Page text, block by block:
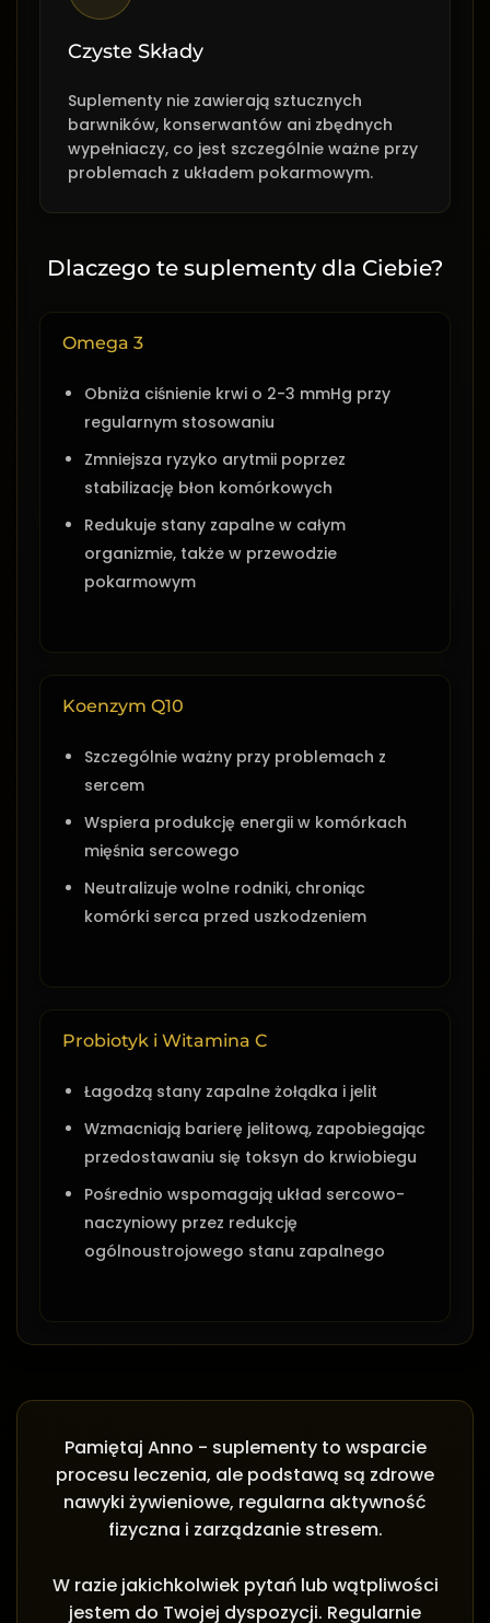
Czyste Składy
Suplementy nie zawierają sztucznych
barwników, konserwantów ani zbędnych
wypełniaczy, co jest szczególnie ważne przy
problemach z układem pokarmowym.
Dlaczego te suplementy dla Ciebie?
Omega 3
Obniża ciśnienie krwi o 2-3 mmHg przy
regularnym stosowaniu
Zmniejsza ryzyko arytmii poprzez
stabilizację błon komórkowych
Redukuje stany zapalne w całym
organizmie, także w przewodzie
pokarmowym
Koenzym Q10
Szczególnie ważny przy problemach z
sercem
Wspiera produkcję energii w komórkach
mięśnia sercowego
Neutralizuje wolne rodniki, chroniąc
komórki serca przed uszkodzeniem
Probiotyk i Witamina C
Łagodzą stany zapalne żołądka i jelit
Wzmacniają barierę jelitową, zapobiegając
przedostawaniu się toksyn do krwiobiegu
Pośrednio wspomagają układ sercowo-
naczyniowy przez redukcję
ogólnoustrojowego stanu zapalnego
Pamiętaj Anno - suplementy to wsparcie
procesu leczenia, ale podstawą są zdrowe
nawyki żywieniowe, regularna aktywność
fizyczna i zarządzanie stresem.
W razie jakichkolwiek pytań lub wątpliwości
jestem do Twojej dyspozycji. Regularnie